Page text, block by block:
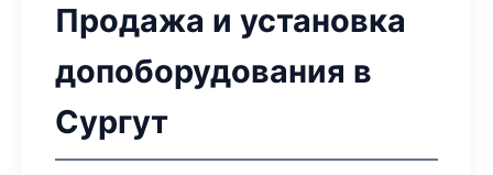
Продажа и установка
допоборудования в
Сургут